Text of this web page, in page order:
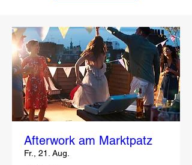
Afterwork am Marktpatz
Fr., 21. Aug.